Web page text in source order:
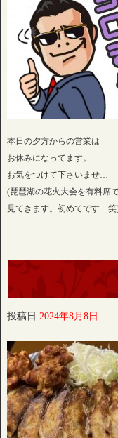
本日の夕方からの営業は
お休みになってます。
お気をつけて下さいませ…
(琵琶湖の花火大会を有料席
見てきます。初めてです…笑
投稿日 2024年8月8日